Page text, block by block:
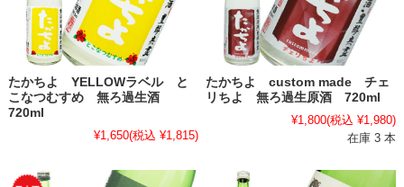
たかちよ YELLOWラベル と
こなつむすめ 無ろ過生酒
720ml
¥1,650(税込 ¥1,815)
たかちよ custom made チェ
リちよ 無ろ過生原酒 720ml
¥1,800(税込 ¥1,980)
在庫 3 本